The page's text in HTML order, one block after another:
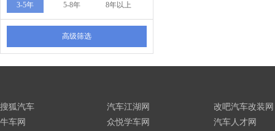
3-5年 5-8年 8年以上
高级筛选
搜狐汽车
牛车网
汽车江湖网
众悦学车网
改吧汽车改装网
汽车人才网